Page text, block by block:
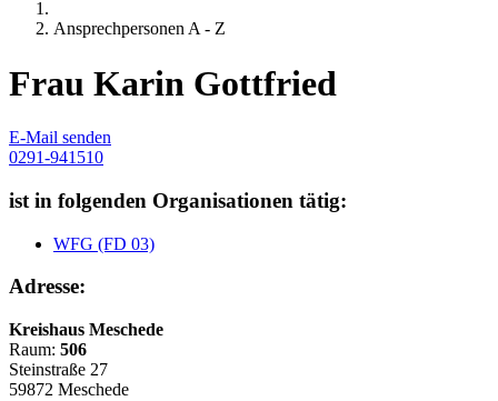
Ansprechpersonen A - Z
Frau Karin Gottfried
E-Mail senden
0291-941510
ist in folgenden Organisationen tätig:
WFG (FD 03)
Adresse:
Kreishaus Meschede
Raum: 506
Steinstraße 27
59872 Meschede